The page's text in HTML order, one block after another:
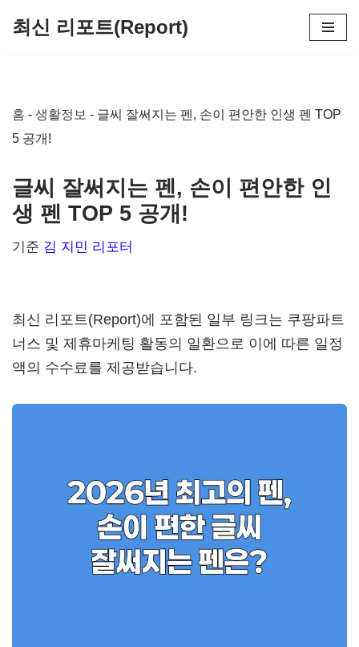
로
건
뛰
기
최신 리포트(Report)
홈 - 생활정보 - 글씨 잘써지는 펜, 손이 편안한 인생 펜 TOP
5 공개!
글씨 잘써지는 펜, 손이 편안한 인
생 펜 TOP 5 공개!
기준 김 지민 리포터
최신 리포트(Report)에 포함된 일부 링크는 쿠팡파트
너스 및 제휴마케팅 활동의 일환으로 이에 따른 일정
액의 수수료를 제공받습니다.